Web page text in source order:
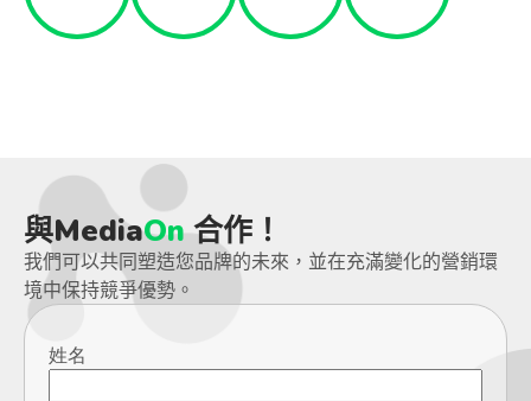
與MediaOn合作！
我們可以共同塑造您品牌的未來，並在充滿變化的營銷環
境中保持競爭優勢。
姓名